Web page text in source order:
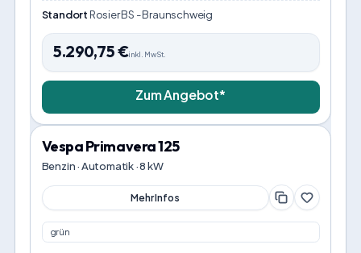
Standort Rosier BS - Braunschweig
5.290,75€inkl. MwSt.
Zum Angebot*
Vespa Primavera 125
Benzin · Automatik · 8 kW
Mehr Infos
grün